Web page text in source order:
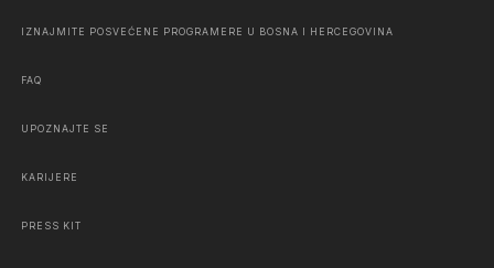
IZNAJMITE POSVEĆENE PROGRAMERE U BOSNA I HERCEGOVINA
FAQ
UPOZNAJTE SE
KARIJERE
PRESS KIT